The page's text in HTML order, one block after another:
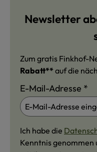
Newsletter
Zum gratis Finkhof-
Rabatt** auf die
E-Mail-Adresse *
Ich habe die
Kenntnis genommen